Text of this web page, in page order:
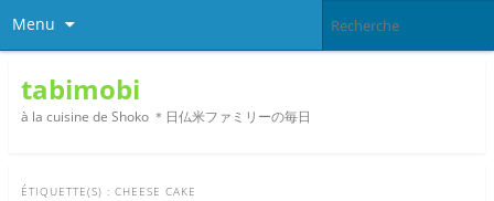
Menu
tabimobi
à la cuisine de Shoko ＊日仏米ファミリーの毎日
ÉTIQUETTE(S) : CHEESE CAKE